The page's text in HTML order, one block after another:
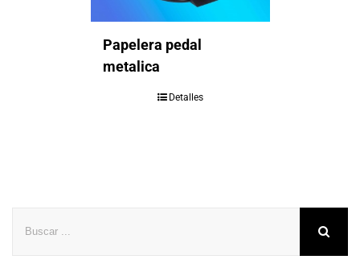
Papelera pedal
metalica
Detalles